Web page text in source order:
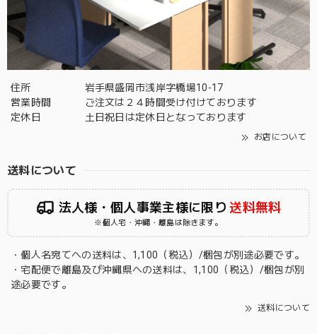
住所
岩手県盛岡市浅岸字橋場10-17
営業時間
ご注文は２４時間受け付けております
定休日
土日祝日は定休日となっております
お店について
送料について
法人様・個人事業主様に限り 送料無料
※個人宅・沖縄・離島は除きます。
・個人名宛てへの送料は、1,100（税込）/梱包が別途必要です。
・宅配便で離島及び沖縄県への送料は、1,100（税込）/梱包が別
途必要です。
送料について